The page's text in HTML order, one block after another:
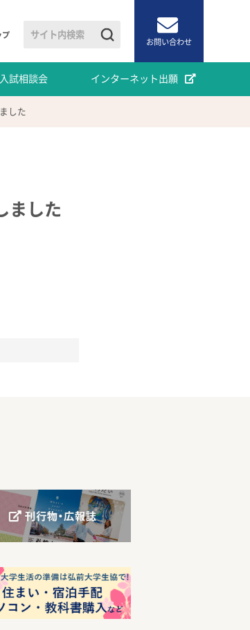
プ
お問い合わせ
入試相談会 インターネット出願
した
ました